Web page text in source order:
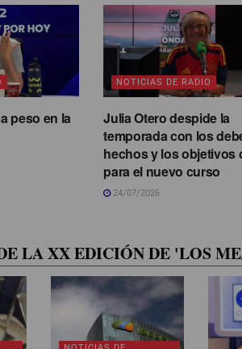
peso en la
NOTICIAS DE RADIO
Julia Otero despide la
temporada con los
hechos y los objetivos
para el nuevo curso
24/07/2026
LA XX EDICIÓN DE 'LOS